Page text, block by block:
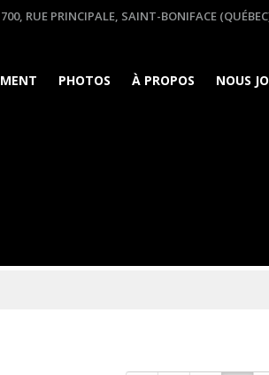
700, RUE PRINCIPALE, SAINT-BONIFACE
PHOTOS À PROPOS NOUS